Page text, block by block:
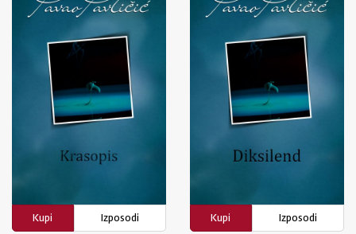
Kupi
Izposodi
Kupi
Izposodi